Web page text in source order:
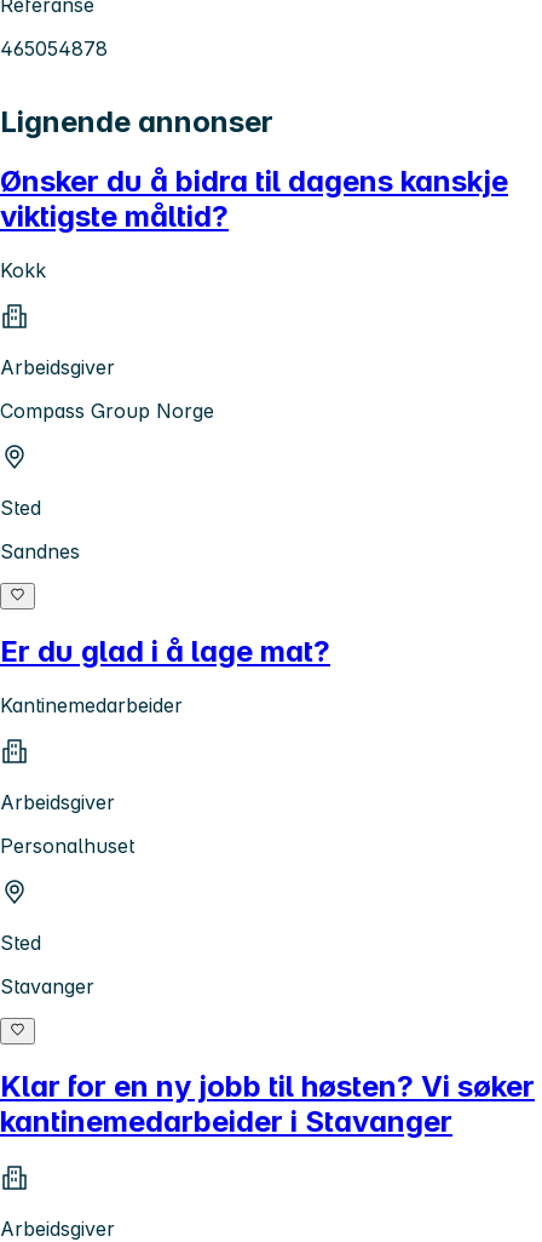
465054878
Lignende annonser
Ønsker du å bidra til dagens kanskje
viktigste måltid?
Kokk
Arbeidsgiver
Compass Group Norge
Sted
Sandnes
Er du glad i å lage mat?
Kantinemedarbeider
Arbeidsgiver
Personalhuset
Sted
Stavanger
Klar for en ny jobb til høsten? Vi søker
kantinemedarbeider i Stavanger
Arbeidsgiver